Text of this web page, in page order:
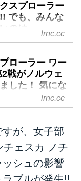
スプローラー
でも、みんな
のは・・・
すよ・・・
- E-RIDE
+ α
阪で開催された
ーラー ワールド
この大会が初参
勝という最高の
。なお次戦は、
ウェー開催が予
。
lrnc.cc
ローラー ワー
戦がノルウェ
した！ 気にな
はどうだったの
- E-
ペアのレース、
ーラー ワールド
シーズンは大阪
見事その大阪大
lrnc.cc
が、女子部
チェスカ ノチ
シュの影響